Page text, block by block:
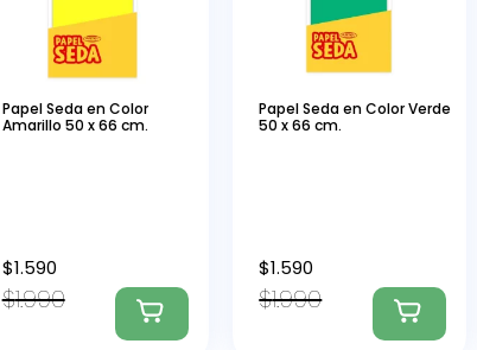
Papel Seda en Color
Amarillo 50 x 66 cm.
$1.990
$1.590
Papel Seda en Color Verde
50 x 66 cm.
$1.990
$1.590